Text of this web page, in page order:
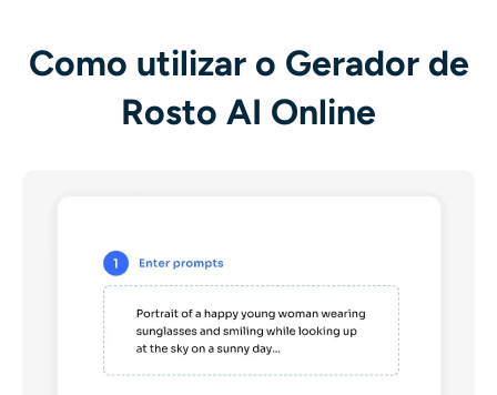
Como utilizar o Gerador de
Rosto AI Online